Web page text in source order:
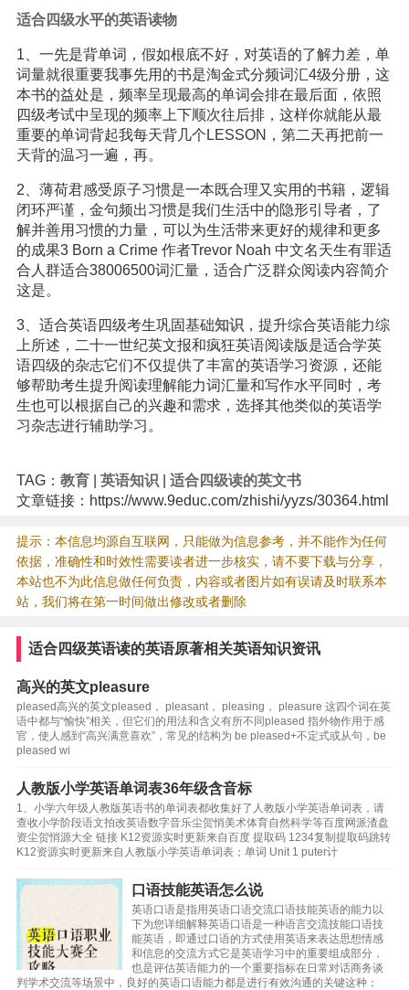
适合四级水平的英语读物
1、一先是背单词，假如根底不好，对英语的了解力差，单
词量就很重要我事先用的书是淘金式分频词汇4级分册，这
本书的益处是，频率呈现最高的单词会排在最后面，依照
四级考试中呈现的频率上下顺次往后排，这样你就能从最
重要的单词背起我每天背几个LESSON，第二天再把前一
天背的温习一遍，再。
2、薄荷君感受原子习惯是一本既合理又实用的书籍，逻辑
闭环严谨，金句频出习惯是我们生活中的隐形引导者，了
解并善用习惯的力量，可以为生活带来更好的规律和更多
的成果3 Born a Crime 作者Trevor Noah 中文名天生有罪适
合人群适合38006500词汇量，适合广泛群众阅读内容简介
这是。
3、适合英语四级考生巩固基础知识 ，提升综合英语能力综
上所述，二十一世纪英文报和疯狂英语阅读版是适合学英
语四级的杂志它们不仅提供了丰富的英语学习资源，还能
够帮助考生提升阅读理解能力词汇量和写作水平同时，考
生也可以根据自己的兴趣和需求，选择其他类似的英语学
习杂志进行辅助学习。
TAG： 教育| 英语知识
适合四级读的英文书
文章链接：https://www.9educ.com/zhishi/yyzs/30364.html
提示：本信息均源自互联网，只能做为信息参考，并不能作为任何
依据，准确性和时效性需要读者进一步核实，请不要下载与分享，
本站也不为此信息做任何负责，内容或者图片如有误请及时联系本
站，我们将在第一时间做出修改或者删除
适合四级英语读的英语原著相关英语知识资讯
高兴的英文pleasure
pleased高兴的英文pleased， pleasant， pleasing， pleasure 这四个词在英
语中都与“愉快”相关，但它们的用法和含义有所不同pleased 指外物作用于感
官，使人感到“高兴满意喜欢”，常见的结构为 be pleased+不定式或从句，be
pleased wi
人教版小学英语单词表36年级含音标
1、小学六年级人教版英语书的单词表都收集好了人教版小学英语单词表，请
查收小学阶段语文拍改英语数字音乐尘贺悄美术体育自然科学等百度网派渣盘
资尘贺悄源大全 链接 K12资源实时更新来自百度 提取码 1234复制提取码跳转
K12资源实时更新来自人教版小学英语单词表；单词 Unit 1 puter计
口语技能英语怎么说
英语口语是指用英语口语交流口语技能英语的能力以
下为您详细解释英语口语是一种语言交流技能口语技
能英语，即通过口语的方式使用英语来表达思想情感
和信息的交流方式它是英语学习中的重要组成部分，
也是评估英语能力的一个重要指标在日常对话商务谈
判学术交流等场景中，良好的英语口语能力都是进行有效沟通的关键这种；